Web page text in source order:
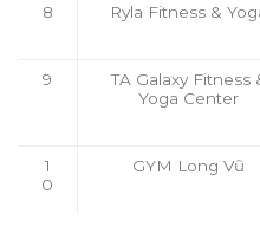
8 Ryla Fitness &
9
TA Galaxy Fitness
Yoga Center
1
0
GYM Long Vũ